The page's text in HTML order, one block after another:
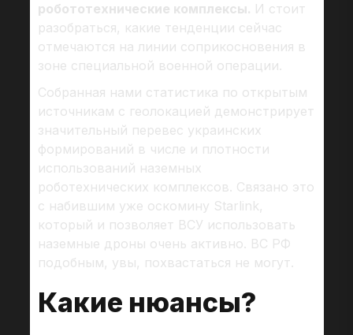
робототехнические комплексы. И стоит
разобраться, какие тенденции сейчас
отмечаются на линии соприкосновения в
зоне специальной военной операции.
Собранная нами статистика по открытым
источникам с геолокацией демонстрирует
значительный перевес украинских
формирований в числе и плотности
использований наземных
роботехнических комплексов. Связано это
с набившим уже оскомину Starlink,
который и позволяет ВСУ использовать
наземные дроны очень активно. ВС РФ
подобным, увы, похвастаться не могут.
Какие нюансы?